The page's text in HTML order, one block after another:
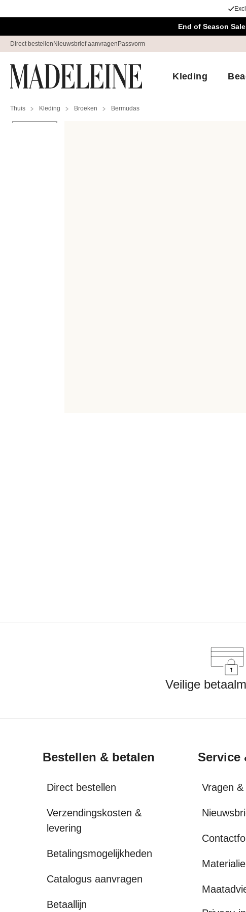
End of Season Sale
Direct bestellen Nieuwsbrief aanvragen Passvorm
Kleding
Thuis Kleding Broeken Bermudas
Veilige
Bestellen & betalen
Direct bestellen
Verzendingskosten &
levering
Betalingsmogelijkheden
Catalogus aanvragen
Betaallijn
Service
Vragen